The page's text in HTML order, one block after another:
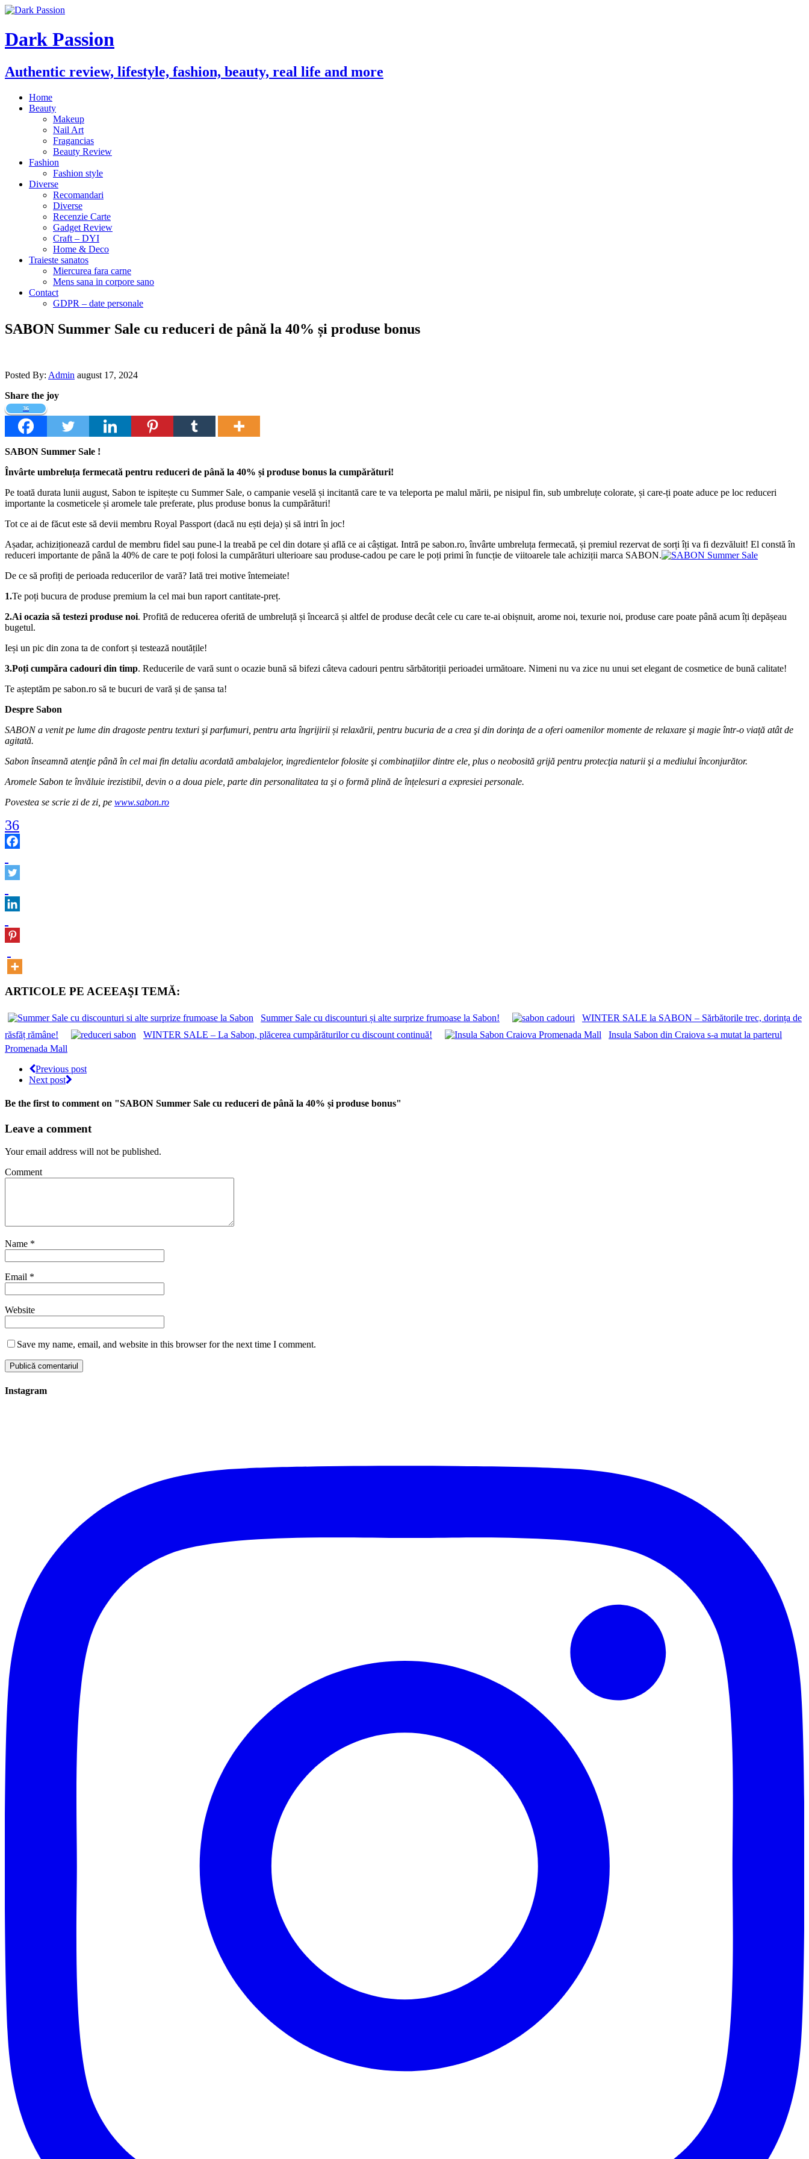
Dark Passion
Authentic review, lifestyle, fashion, beauty, real life and more
Home
Beauty
Makeup
Nail Art
Fragancias
Beauty Review
Fashion
Fashion style
Diverse
Recomandari
Diverse
Recenzie Carte
Gadget Review
Craft – DYI
Home & Deco
Traieste sanatos
Miercurea fara carne
Mens sana in corpore sano
Contact
GDPR – date personale
SABON Summer Sale cu reduceri de până la 40% și produse bonus
Posted By: Admin august 17, 2024
Share the joy
36
SABON Summer Sale !
Învârte umbreluța fermecată pentru reduceri de până la 40% și produse bonus la cumpărături!
Pe toată durata lunii august, Sabon te ispitește cu Summer Sale, o campanie veselă și incitantă care te va teleporta pe malul mării, pe nisipul fin, sub umbreluțe colorate, și care-ți poate aduce pe loc reduceri
importante la cosmeticele și aromele tale preferate, plus produse bonus la cumpărături!
Tot ce ai de făcut este să devii membru Royal Passport (dacă nu ești deja) și să intri în joc!
Așadar, achiziționează cardul de membru fidel sau pune-l la treabă pe cel din dotare și află ce ai câștigat. Intră pe sabon.ro, învârte umbreluța fermecată, și premiul rezervat de sorți îți va fi dezvăluit! El constă în
reduceri importante de până la 40% de care te poți folosi la cumpărături ulterioare sau produse-cadou pe care le poți primi în funcție de viitoarele tale achiziții marca SABON.
De ce să profiți de perioada reducerilor de vară? Iată trei motive întemeiate!
1.Te poți bucura de produse premium la cel mai bun raport cantitate-preț.
2.Ai ocazia să testezi produse noi. Profită de reducerea oferită de umbreluță și încearcă și altfel de produse decât cele cu care te-ai obișnuit, arome noi, texurie noi, produse care poate până acum îți depășeau
bugetul.
Ieși un pic din zona ta de confort și testează noutățile!
3.Poți cumpăra cadouri din timp. Reducerile de vară sunt o ocazie bună să bifezi câteva cadouri pentru sărbătoriții perioadei următoare. Nimeni nu va zice nu unui set elegant de cosmetice de bună calitate!
Te așteptăm pe sabon.ro să te bucuri de vară și de șansa ta!
Despre Sabon
SABON a venit pe lume din dragoste pentru texturi şi parfumuri, pentru arta îngrijirii și relaxării, pentru bucuria de a crea şi din dorinţa de a oferi oamenilor momente de relaxare şi magie într-o viață atât de
agitată.
Sabon înseamnă atenţie până în cel mai fin detaliu acordată ambalajelor, ingredientelor folosite şi combinaţiilor dintre ele, plus o neobosită grijă pentru protecţia naturii şi a mediului înconjurător.
Aromele Sabon te învăluie irezistibil, devin o a doua piele, parte din personalitatea ta şi o formă plină de înțelesuri a expresiei personale.
Povestea se scrie zi de zi, pe www.sabon.ro
36
ARTICOLE PE ACEEAŞI TEMĂ:
Summer Sale cu discounturi și alte surprize frumoase la Sabon!
WINTER SALE la SABON – Sărbătorile trec, dorința de
răsfăț rămâne!
WINTER SALE – La Sabon, plăcerea cumpărăturilor cu discount continuă!
Insula Sabon din Craiova s-a mutat la parterul
Promenada Mall
Previous post
Next post
Be the first to comment on "SABON Summer Sale cu reduceri de până la 40% și produse bonus"
Leave a comment
Your email address will not be published.
Comment
Name *
Email *
Website
Save my name, email, and website in this browser for the next time I comment.
Instagram